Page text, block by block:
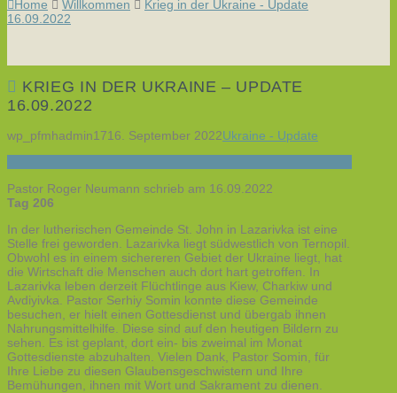
Home Willkommen
Krieg in der Ukraine - Update
16.09.2022
KRIEG IN DER UKRAINE – UPDATE
16.09.2022
wp_pfmhadmin1716. September 2022Ukraine - Update
Pastor Roger Neumann schrieb am 16.09.2022
Tag 206
In der lutherischen Gemeinde St. John in Lazarivka ist eine
Stelle frei geworden. Lazarivka liegt südwestlich von Ternopil.
Obwohl es in einem sichereren Gebiet der Ukraine liegt, hat
die Wirtschaft die Menschen auch dort hart getroffen. In
Lazarivka leben derzeit Flüchtlinge aus Kiew, Charkiw und
Avdiyivka. Pastor Serhiy Somin konnte diese Gemeinde
besuchen, er hielt einen Gottesdienst und übergab ihnen
Nahrungsmittelhilfe. Diese sind auf den heutigen Bildern zu
sehen. Es ist geplant, dort ein- bis zweimal im Monat
Gottesdienste abzuhalten. Vielen Dank, Pastor Somin, für
Ihre Liebe zu diesen Glaubensgeschwistern und Ihre
Bemühungen, ihnen mit Wort und Sakrament zu dienen.